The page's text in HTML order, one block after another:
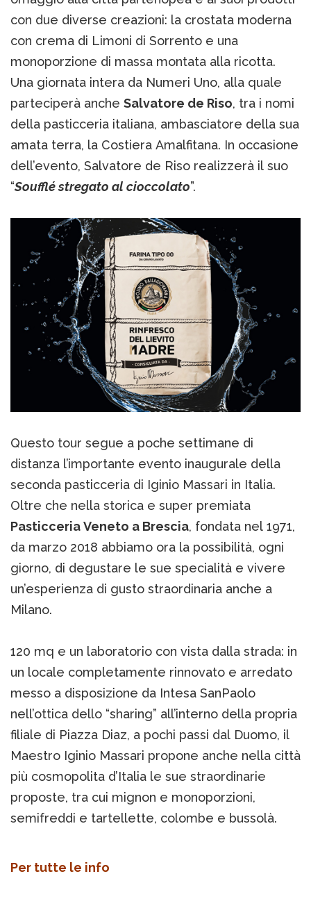
con due diverse creazioni: la crostata moderna
con crema di Limoni di Sorrento e una
monoporzione di massa montata alla ricotta.
Una giornata intera da Numeri Uno, alla quale
parteciperà anche Salvatore de Riso, tra i nomi
della pasticceria italiana, ambasciatore della sua
amata terra, la Costiera Amalfitana. In occasione
dell’evento, Salvatore de Riso realizzerà il suo
“Soufflé stregato al cioccolato”.
Questo tour segue a poche settimane di
distanza l’importante evento inaugurale della
seconda pasticceria di Iginio Massari in Italia.
Oltre che nella storica e super premiata
Pasticceria Veneto a Brescia, fondata nel 1971,
da marzo 2018 abbiamo ora la possibilità, ogni
giorno, di degustare le sue specialità e vivere
un’esperienza di gusto straordinaria anche a
Milano.
120 mq e un laboratorio con vista dalla strada: in
un locale completamente rinnovato e arredato
messo a disposizione da Intesa SanPaolo
nell’ottica dello “sharing” all’interno della propria
filiale di Piazza Diaz, a pochi passi dal Duomo, il
Maestro Iginio Massari propone anche nella città
più cosmopolita d’Italia le sue straordinarie
proposte, tra cui mignon e monoporzioni,
semifreddi e tartellette, colombe e bussolà.
Per tutte le info